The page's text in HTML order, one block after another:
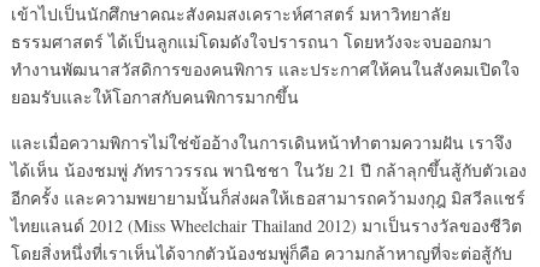
เข้าไปเป็นนักศึกษาคณะสังคมสงเคราะห์ศาสตร์ มหาวิทยาลัย
ธรรมศาสตร์ ได้เป็นลูกแม่โดมดังใจปรารถนา โดยหวังจะจบออกมา
ทำงานพัฒนาสวัสดิการของคนพิการ และประกาศให้คนในสังคมเปิดใจ
ยอมรับและให้โอกาสกับคนพิการมากขึ้น
และเมื่อความพิการไม่ใช่ข้ออ้างในการเดินหน้าทำตามความฝัน เราจึง
ได้เห็น น้องชมพู่ ภัทราวรรณ พานิชชา ในวัย 21 ปี กล้าลุกขึ้นสู้กับตัวเอง
อีกครั้ง และความพยายามนั้นก็ส่งผลให้เธอสามารถคว้ามงกุฎ มิสวีลแชร์
ไทยแลนด์ 2012 (Miss Wheelchair Thailand 2012) มาเป็นรางวัลของชีวิต
โดยสิ่งหนึ่งที่เราเห็นได้จากตัวน้องชมพู่ก็คือ ความกล้าหาญที่จะต่อสู้กับ